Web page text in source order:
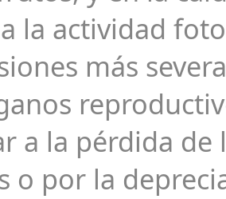
la actividad
más
a la pérdida de
o por la